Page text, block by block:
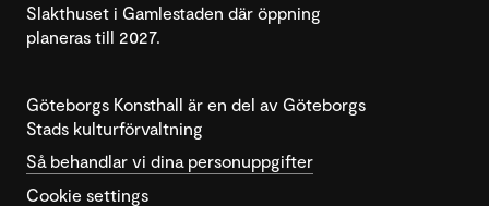
Slakthuset i Gamlestaden där öppning
planeras till 2027.
Göteborgs Konsthall är en del av Göteborgs
Stads kulturförvaltning
Så behandlar vi dina personuppgifter
Cookie settings